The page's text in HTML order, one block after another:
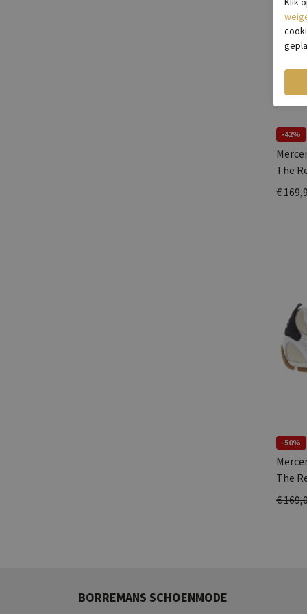
-42%
The
€
-50%
The
€
BORREMANS SCHOENMODE